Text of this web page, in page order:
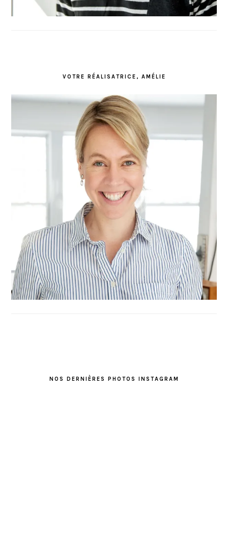
VOTRE RÉALISATRICE, AMÉLIE
NOS DERNIÈRES PHOTOS INSTAGRAM